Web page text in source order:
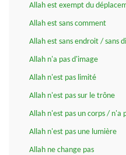
Allah est exempt du
Allah est sans comment
Allah est sans endroit / sans
Allah n'a pas d'image
Allah n'est pas limité
Allah n'est pas sur le trône
Allah n'est pas un corps / n'a
Allah n'est pas une lumière
Allah ne change pas